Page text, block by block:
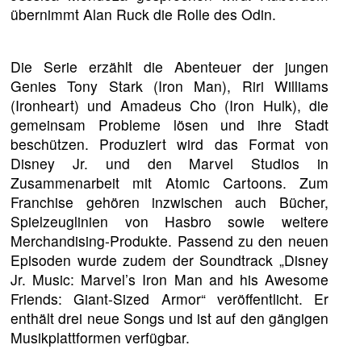
übernimmt Alan Ruck die Rolle des Odin.
Die Serie erzählt die Abenteuer der jungen
Genies Tony Stark (Iron Man), Riri Williams
(Ironheart) und Amadeus Cho (Iron Hulk), die
gemeinsam Probleme lösen und ihre Stadt
beschützen. Produziert wird das Format von
Disney Jr. und den Marvel Studios in
Zusammenarbeit mit Atomic Cartoons. Zum
Franchise gehören inzwischen auch Bücher,
Spielzeuglinien von Hasbro sowie weitere
Merchandising-Produkte. Passend zu den neuen
Episoden wurde zudem der Soundtrack „Disney
Jr. Music: Marvel’s Iron Man and his Awesome
Friends: Giant-Sized Armor“ veröffentlicht. Er
enthält drei neue Songs und ist auf den gängigen
Musikplattformen verfügbar.